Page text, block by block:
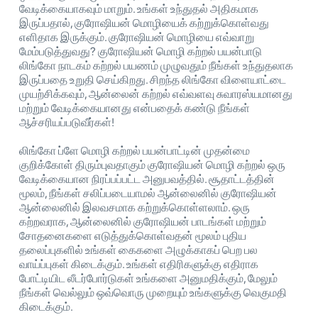
வேடிக்கையாகவும் மாறும். உங்கள் உந்துதல் அதிகமாக
இருப்பதால், குரோஷியன் மொழியைக் கற்றுக்கொள்வது
எளிதாக இருக்கும். குரோஷியன் மொழியை எவ்வாறு
மேம்படுத்துவது? குரோஷியன் மொழி கற்றல் பயன்பாடு
லிங்கோ நாடகம் கற்றல் பயணம் முழுவதும் நீங்கள் உந்துதலாக
இருப்பதை உறுதி செய்கிறது. சிறந்த லிங்கோ விளையாட்டை
முயற்சிக்கவும், ஆன்லைன் கற்றல் எவ்வளவு சுவாரஸ்யமானது
மற்றும் வேடிக்கையானது என்பதைக் கண்டு நீங்கள்
ஆச்சரியப்படுவீர்கள்!
லிங்கோ ப்ளே மொழி கற்றல் பயன்பாட்டின் முதன்மை
குறிக்கோள் திரும்புவதாகும் குரோஷியன் மொழி கற்றல் ஒரு
வேடிக்கையான நிரப்பப்பட்ட அனுபவத்தில். சூதாட்டத்தின்
மூலம், நீங்கள் சலிப்படையாமல் ஆன்லைனில் குரோஷியன்
ஆன்லைனில் இலவசமாக கற்றுக்கொள்ளலாம். ஒரு
கற்றவராக, ஆன்லைனில் குரோஷியன் பாடங்கள் மற்றும்
சோதனைகளை எடுத்துக்கொள்வதன் மூலம் புதிய
தலைப்புகளில் உங்கள் கைகளை அழுக்காகப் பெற பல
வாய்ப்புகள் கிடைக்கும். உங்கள் எதிரிகளுக்கு எதிராக
போட்டியிட லீடர்போர்டுகள் உங்களை அனுமதிக்கும், மேலும்
நீங்கள் வெல்லும் ஒவ்வொரு முறையும் உங்களுக்கு வெகுமதி
கிடைக்கும்.